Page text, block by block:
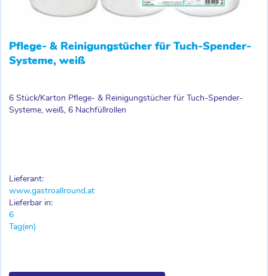
Pflege- & Reinigungstücher für Tuch-Spender-
Systeme, weiß
6 Stück/Karton Pflege- & Reinigungstücher für Tuch-Spender-
Systeme, weiß, 6 Nachfüllrollen
Lieferant:
www.gastroallround.at
Lieferbar in:
6
Tag(en)